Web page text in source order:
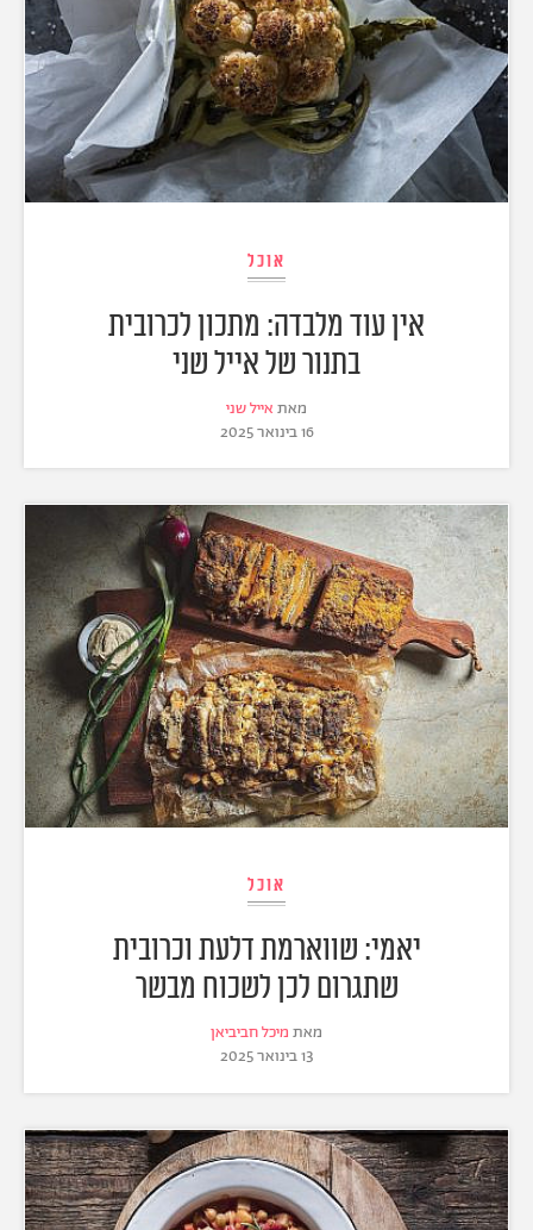
אוכל
אין עוד מלבדה: מתכון לכרובית
בתנור של אייל שני
מאת אייל שני
16 בינואר 2025
אוכל
יאמי: שווארמת דלעת וכרובית
שתגרום לכן לשכוח מבשר
מאת מיכל חביביאן
13 בינואר 2025